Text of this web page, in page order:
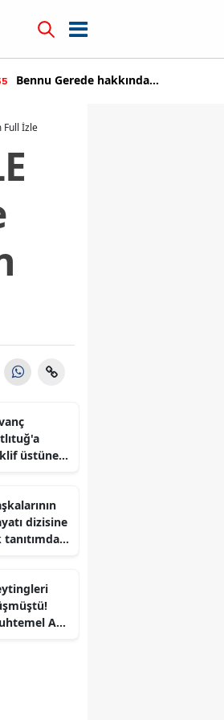
Kıvanç Tatlıtuğ'a teklif üstüne teklif
Full İzle
üstüne
dizisine
tanıtımdan
Aşk